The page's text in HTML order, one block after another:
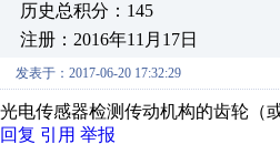
历史总积分：145
注册：2016年11月17日
发表于：2017-06-20 17:32:29
光电传感器检测传动机构的齿轮（
回复 引用 举报